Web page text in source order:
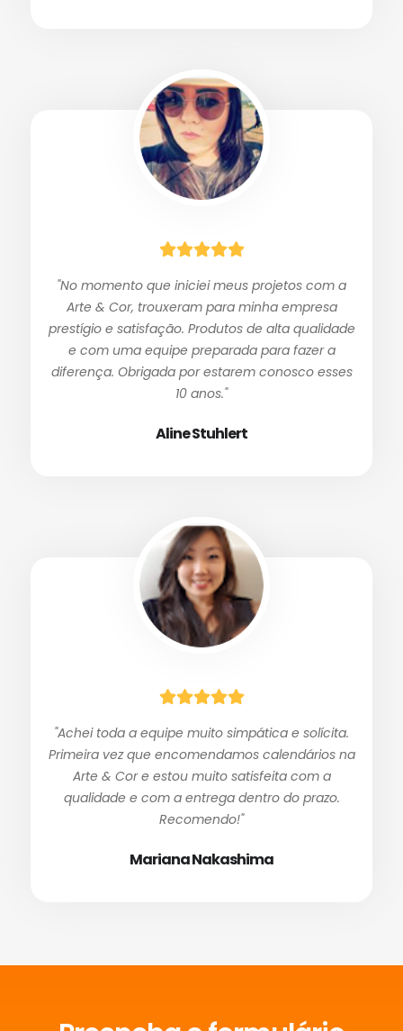
"No momento que iniciei meus projetos com a
Arte & Cor, trouxeram para minha empresa
prestígio e satisfação. Produtos de alta qualidade
e com uma equipe preparada para fazer a
diferença. Obrigada por estarem conosco esses
10 anos."
Aline Stuhlert
"Achei toda a equipe muito simpática e solícita.
Primeira vez que encomendamos calendários na
Arte & Cor e estou muito satisfeita com a
qualidade e com a entrega dentro do prazo.
Recomendo!"
Mariana Nakashima